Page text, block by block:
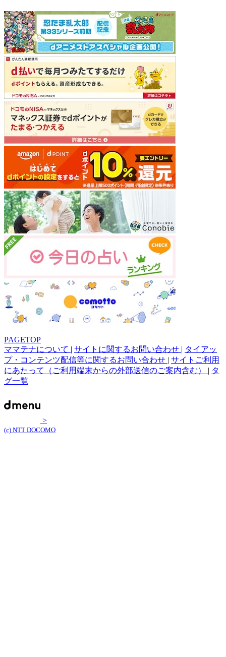
PAGETOP
ママテナについて | サイトに関するお問い合わせ | タイアッ
プ・コンテンツ配信等に関するお問い合わせ | サイトご利用
にあたって（ご利用端末からの外部送信のご案内含む） | タ
グ一覧
>
(c) NTT DOCOMO